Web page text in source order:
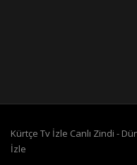
Kürtçe Tv İzle Canlı Zindi -
İzle